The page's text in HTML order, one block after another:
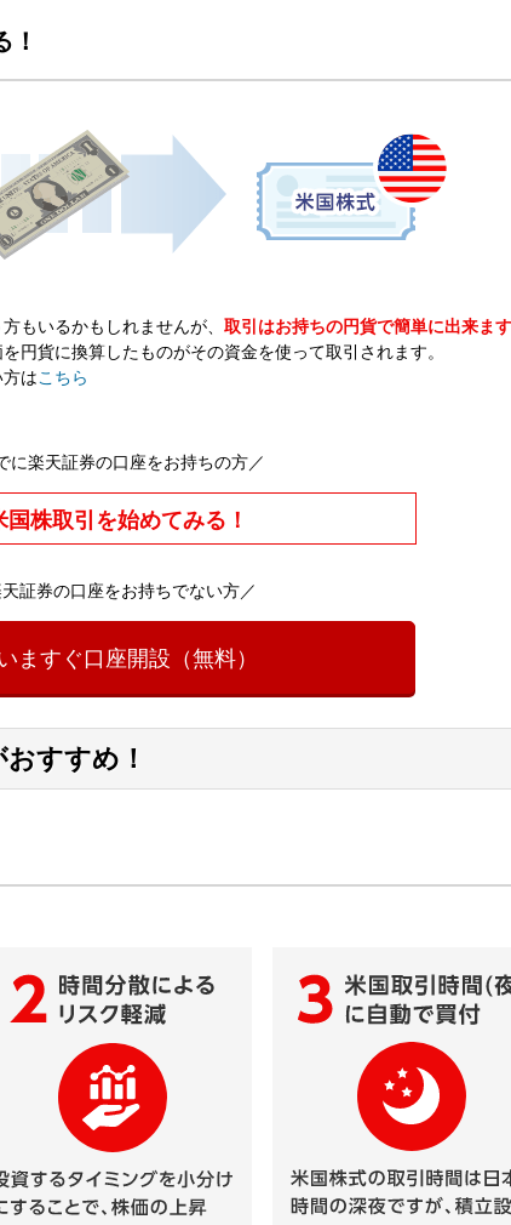
！
もいるかもしれませんが、 取引はお持ちの円貨で簡単に出来ま
円貨に換算したものがその資金を使って取引されます。
はこちら
に楽天証券の口座をお持ちの方／
国株取引を始めてみる！
天証券の口座をお持ちでない方／
ますぐ口座開設（無料）
すすめ！